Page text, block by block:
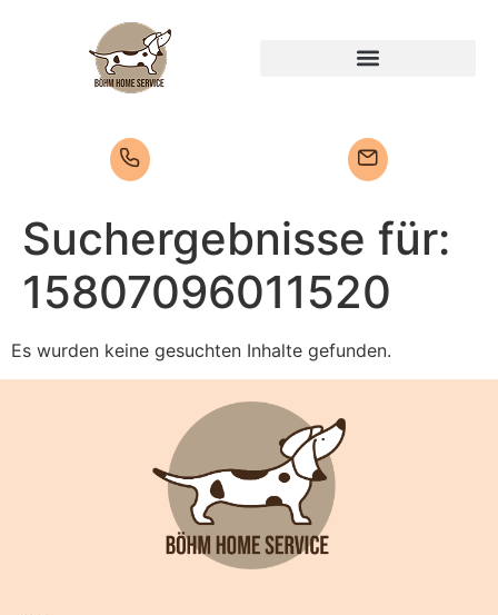
Suchergebnisse für:
15807096011520
Es wurden keine gesuchten Inhalte gefunden.